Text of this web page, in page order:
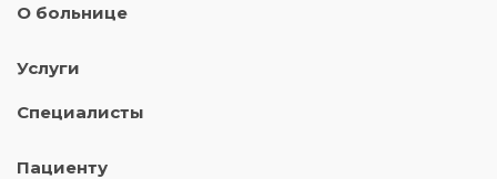
О больнице
Услуги
Специалисты
Пациенту